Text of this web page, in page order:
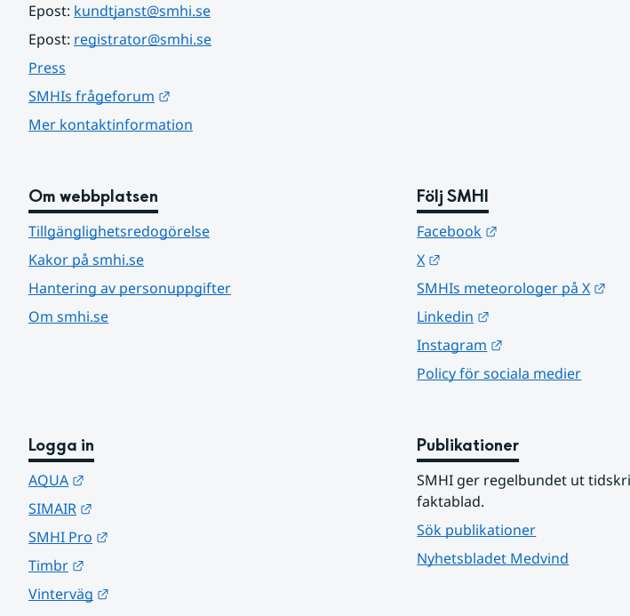
Epost: kundtjanst@smhi.se
Epost: registrator@smhi.se
Press
SMHIs frågeforum
Mer kontaktinformation
Om webbplatsen
Tillgänglighetsredogörelse
Kakor på smhi.se
Hantering av personuppgifter
Om smhi.se
Följ SMHI
Facebook
X
SMHIs meteorologer på X
Linkedin
Instagram
Policy för sociala medier
Logga in
AQUA
SIMAIR
SMHI Pro
Timbr
Vinterväg
Publikationer
SMHI ger regelbundet ut
faktablad.
Sök publikationer
Nyhetsbladet Medvind